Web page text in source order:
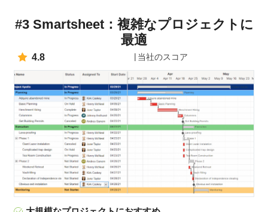
#3 Smartsheet：複雑なプロジェクトに
最適
4.8 当社のスコア